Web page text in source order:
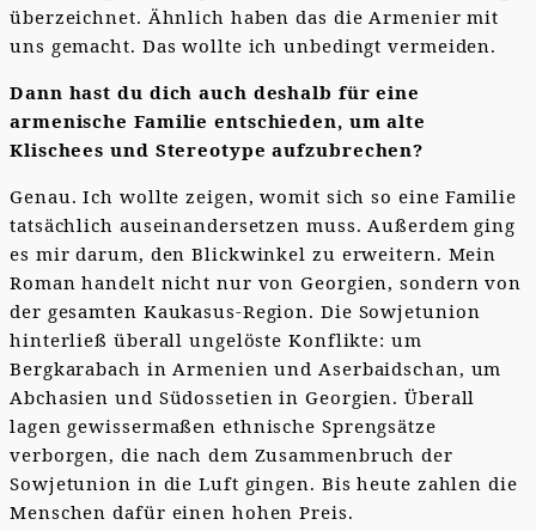
überzeichnet. Ähnlich haben das die Armenier mit
uns gemacht. Das wollte ich unbedingt vermeiden.
Dann hast du dich auch deshalb für eine
armenische Familie entschieden, um alte
Klischees und Stereotype aufzubrechen?
Genau. Ich wollte zeigen, womit sich so eine Familie
tatsächlich auseinandersetzen muss. Außerdem ging
es mir darum, den Blickwinkel zu erweitern. Mein
Roman handelt nicht nur von Georgien, sondern von
der gesamten Kaukasus-Region. Die Sowjetunion
hinterließ überall ungelöste Konflikte: um
Bergkarabach in Armenien und Aserbaidschan, um
Abchasien und Südossetien in Georgien. Überall
lagen gewissermaßen ethnische Sprengsätze
verborgen, die nach dem Zusammenbruch der
Sowjetunion in die Luft gingen. Bis heute zahlen die
Menschen dafür einen hohen Preis.